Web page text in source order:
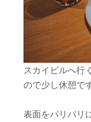
スカイビルへ行
ので少し休憩です
表面をパリパリ